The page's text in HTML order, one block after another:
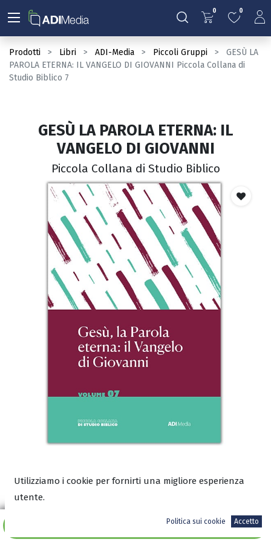
0 0
Prodotti Libri ADI-Media Piccoli Gruppi
GESÙ LA
PAROLA ETERNA: IL VANGELO DI GIOVANNI Piccola Collana di
Studio Biblico 7
Aggiungi al carrello
GESÙ LA PAROLA ETERNA: IL
VANGELO DI GIOVANNI
Piccola Collana di Studio Biblico
Scarica l’anteprima in PDF
5,00€
Utilizziamo i cookie per fornirti una migliore esperienza
utente.
Politica sui cookie Accetto